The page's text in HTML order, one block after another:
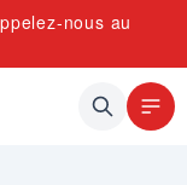
nous au